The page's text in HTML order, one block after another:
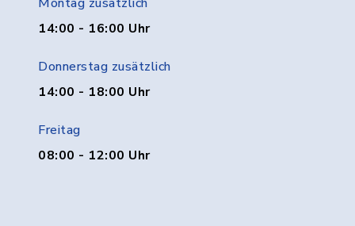
14:00 - 16:00 Uhr
Donnerstag zusätzlich
14:00 - 18:00 Uhr
Freitag
08:00 - 12:00 Uhr